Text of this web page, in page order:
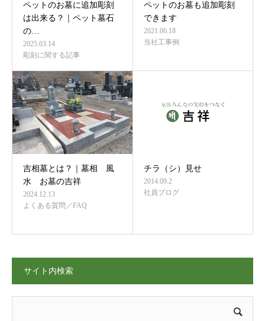
ペットのお墓に追加彫刻
は出来る？｜ペット墓石
の…
2025.03.14
彫刻に関する記事
ペットのお墓も追加彫刻
できます
2021.06.18
当社工事例
吉相墓とは？｜墓相 風
水 お墓の吉祥
2024.12.13
よくある質問／FAQ
チラ（シ）見せ
2014.09.2
社員ブログ
サイト内検索